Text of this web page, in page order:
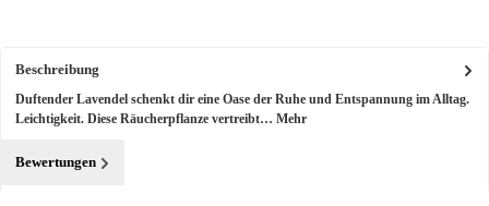
Beschreibung
Duftender Lavendel schenkt dir eine Oase der Ruhe und Entspannung im Alltag.
Leichtigkeit. Diese Räucherpflanze vertreibt… Mehr
Bewertungen